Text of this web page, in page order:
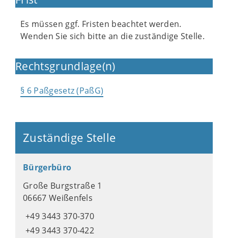
Es müssen ggf. Fristen beachtet werden.
Wenden Sie sich bitte an die zuständige Stelle.
Rechtsgrundlage(n)
§ 6 Paßgesetz (PaßG)
Zuständige Stelle
Bürgerbüro
Große Burgstraße 1
06667 Weißenfels
+49 3443 370-370
+49 3443 370-422